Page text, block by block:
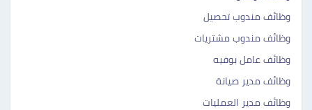
وظائف مندوب تحصيل
وظائف مندوب مشتريات
وظائف عامل بوفيه
وظائف مدير صيانة
وظائف مدير العمليات